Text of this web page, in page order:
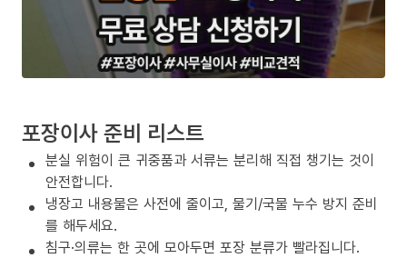
포장이사 준비 리스트
분실 위험이 큰 귀중품과 서류는 분리해 직접 챙기는 것이
안전합니다.
냉장고 내용물은 사전에 줄이고, 물기/국물 누수 방지 준비
를 해두세요.
침구·의류는 한 곳에 모아두면 포장 분류가 빨라집니다.